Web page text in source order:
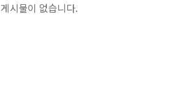
게시물이 없습니다.